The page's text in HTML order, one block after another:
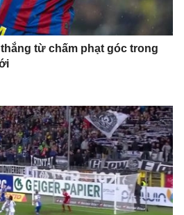
từ chấm phạt góc trong